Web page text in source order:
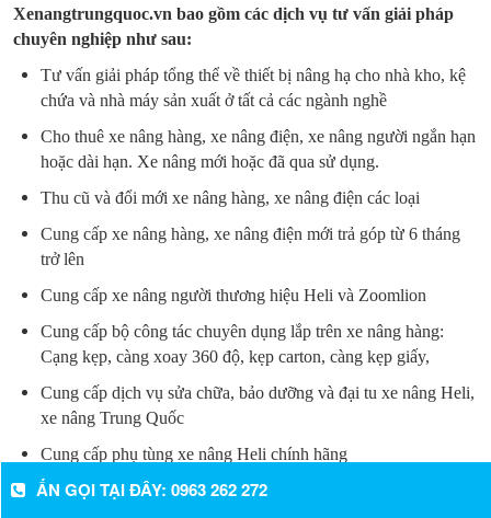
Xenangtrungquoc.vn bao gồm các dịch vụ tư vấn giải pháp
chuyên nghiệp như sau:
Tư vấn giải pháp tổng thể về thiết bị nâng hạ cho nhà kho, kệ
chứa và nhà máy sản xuất ở tất cả các ngành nghề
Cho thuê xe nâng hàng, xe nâng điện, xe nâng người ngắn hạn
hoặc dài hạn. Xe nâng mới hoặc đã qua sử dụng.
Thu cũ và đổi mới xe nâng hàng, xe nâng điện các loại
Cung cấp xe nâng hàng, xe nâng điện mới trả góp từ 6 tháng
trở lên
Cung cấp xe nâng người thương hiệu Heli và Zoomlion
Cung cấp bộ công tác chuyên dụng lắp trên xe nâng hàng:
Cạng kẹp, càng xoay 360 độ, kẹp carton, càng kẹp giấy,
Cung cấp dịch vụ sửa chữa, bảo dưỡng và đại tu xe nâng Heli,
xe nâng Trung Quốc
Cung cấp phụ tùng xe nâng Heli chính hãng
Mua xe nâng hàng Heli – Xe nâng Trung Quốc chính hãng và
ẤN GỌI TẠI ĐÂY: 0963 262 272